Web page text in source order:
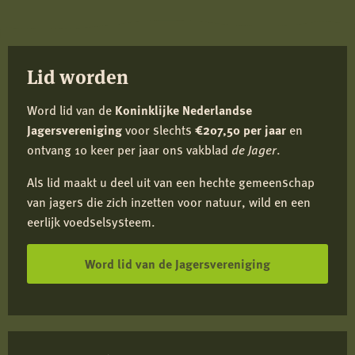
Lid worden
Word lid van de Koninklijke Nederlandse
Jagersverenigingvoor slechts €207,50 per jaar en
ontvang 10 keer per jaar ons vakblad de Jager.
Als lid maakt u deel uit van een hechte gemeenschap
van jagers die zich inzetten voor natuur, wild en een
eerlijk voedselsysteem.
Word lid van de Jagersvereniging